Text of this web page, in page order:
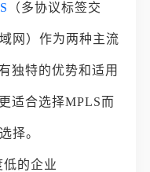
（多协议标签交
网）作为两种主流
独特的优势和适用
适合选择MPLS而
择。
的企业